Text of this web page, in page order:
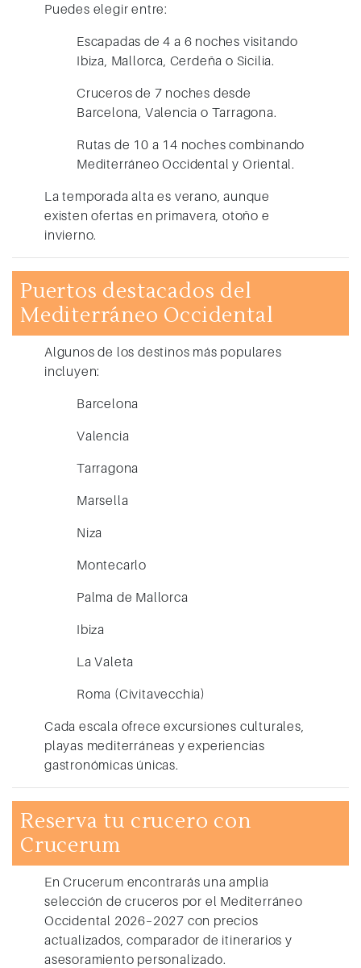
Puedes elegir entre:
Escapadas de 4 a 6 noches visitando
Ibiza, Mallorca, Cerdeña o Sicilia.
Cruceros de 7 noches desde
Barcelona, Valencia o Tarragona.
Rutas de 10 a 14 noches combinando
Mediterráneo Occidental y Oriental.
La temporada alta es verano, aunque
existen ofertas en primavera, otoño e
invierno.
Puertos destacados del
Mediterráneo Occidental
Algunos de los destinos más populares
incluyen:
Barcelona
Valencia
Tarragona
Marsella
Niza
Montecarlo
Palma de Mallorca
Ibiza
La Valeta
Roma (Civitavecchia)
Cada escala ofrece excursiones culturales,
playas mediterráneas y experiencias
gastronómicas únicas.
Reserva tu crucero con
Crucerum
En Crucerum encontrarás una amplia
selección decruceros por el Mediterráneo
Occidental 2026–2027 con precios
actualizados, comparador de itinerarios y
asesoramiento personalizado.